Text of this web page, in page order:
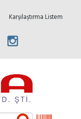
Karşılaştırma Listem